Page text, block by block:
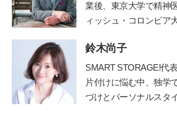
業後、東京大学で精神
ィッシュ・コロンビア
園や東京女子医科大学
携わる傍ら、全国の保
校、児童相談所などで
年以上続けた。『子ど
鈴木尚子
SMART STORAGE!代表
片付けに悩む中、独学
づけとパーソナルスタ